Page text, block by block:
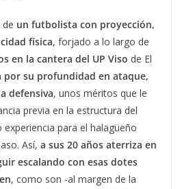
un futbolista con proyección,
física, forjado a lo largo de
en la cantera del UP Viso de El
por su profundidad en ataque,
defensiva, unos méritos que le
previa en la estructura del
experiencia para el halagüeño
Así, a sus 20 años aterriza en
escalando con esas dotes
, como son -al margen de la